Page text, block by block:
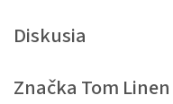
Diskusia
Značka Tom Linen